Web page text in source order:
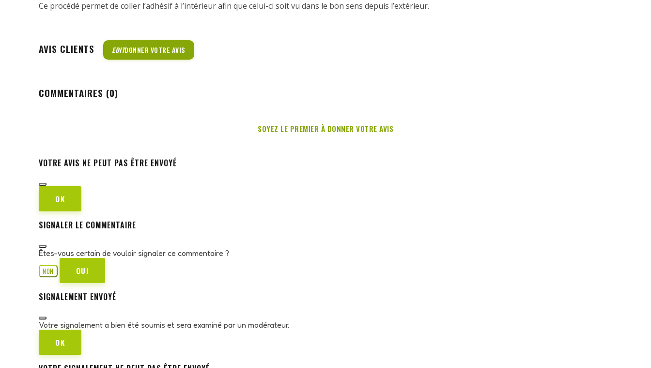
Ce procédé permet de coller l’adhésif à l’intérieur afin que celui-ci soit vu dans le bon sens depuis l’extérieur.
AVIS CLIENTS EDITDONNER VOTRE AVIS
COMMENTAIRES (0)
SOYEZ LE PREMIER À DONNER VOTRE AVIS
VOTRE AVIS NE PEUT PAS ÊTRE ENVOYÉ
OK
SIGNALER LE COMMENTAIRE
Êtes-vous certain de vouloir signaler ce commentaire ?
NON
OUI
SIGNALEMENT ENVOYÉ
Votre signalement a bien été soumis et sera examiné par un modérateur.
OK